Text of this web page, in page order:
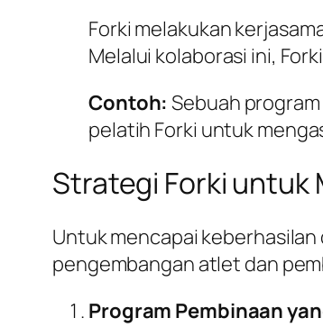
Forki melakukan
Melalui kolaborasi ini,
Contoh: Sebuah
pelatih Forki untuk
Strategi Forki untuk
Untuk mencapai
pengembangan atlet dan
Program Pembinaan